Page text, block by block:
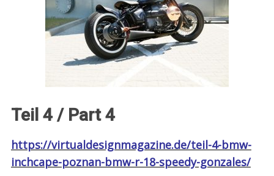
Teil 4 / Part 4
https://virtualdesignmagazine.de/teil-4-bmw-
inchcape-poznan-bmw-r-18-speedy-gonzales/